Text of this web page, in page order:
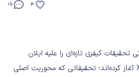
15 4
تحقیقات کیفری تازه‌ای را علیه ایلان
ماسک و شبکه اجتماعی X آغاز کرده‌اند؛ تحقیقاتی که محوریت اصلی